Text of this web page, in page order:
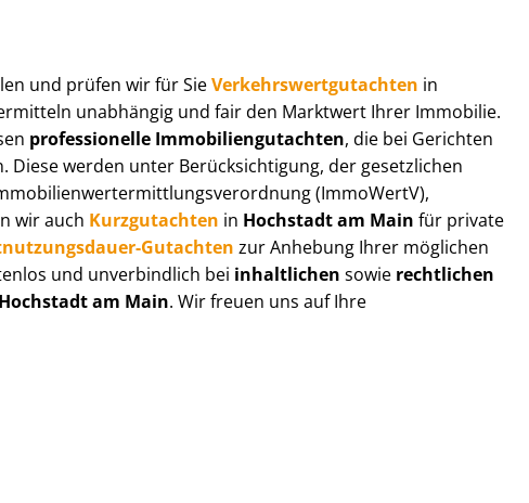
und prüfen wir für SieVer­kehrs­wert­gut­ach­ten in
unabhängig und fair den Marktwert Ihrer Immobilie.
professionelle Im­mo­bi­li­en­gut­ach­ten, die bei Gerichten
werden unter Be­rück­sich­ti­gung, der gesetzlichen
(ImmoWertV),
wir auch Kurzgutachten in Hochstadt am Main für private
Gutachten zur Anhebung Ihrer möglichen
und unverbindlich bei inhaltlichen sowie rechtlichen
Hochstadt am Main. Wir freuen uns auf Ihre